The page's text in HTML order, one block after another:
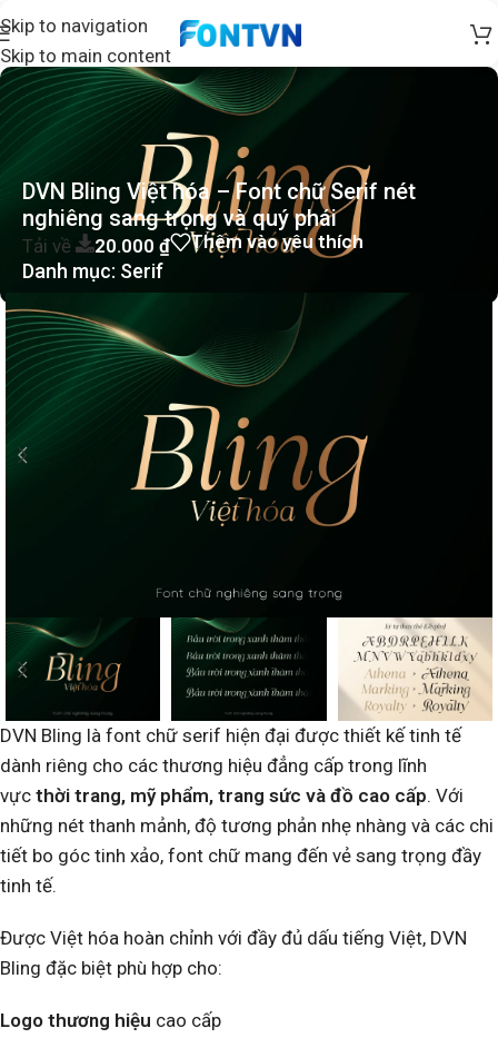
Skip to navigation
Skip to main content
DVN Bling Việt hóa – Font chữ Serif nét
nghiêng sang trọng và quý phái
Tải về 20.000 ₫ Thêm vào yêu thích
Danh mục: Serif
DVN Bling là font chữ serif hiện đại được thiết kế tinh tế
dành riêng cho các thương hiệu đẳng cấp trong lĩnh
vực thời trang, mỹ phẩm, trang sức và đồ cao cấp. Với
những nét thanh mảnh, độ tương phản nhẹ nhàng và các chi
tiết bo góc tinh xảo, font chữ mang đến vẻ sang trọng đầy
tinh tế.
Được Việt hóa hoàn chỉnh với đầy đủ dấu tiếng Việt, DVN
Bling đặc biệt phù hợp cho:
Logo thương hiệu cao cấp